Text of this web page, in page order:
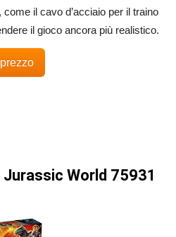
il cavo d’acciaio per il traino
il gioco ancora più realistico.
World 75931